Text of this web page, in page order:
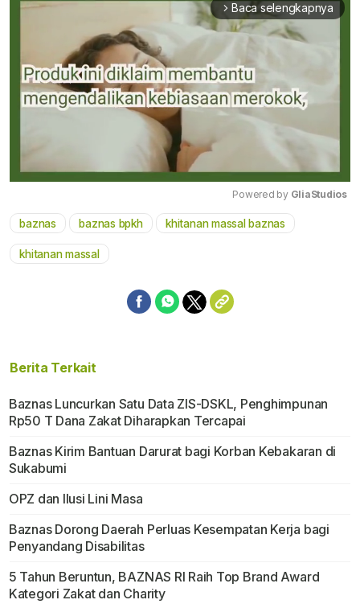
arrow_forward_ios Baca selengkapnya
Mute
Powered by GliaStudios
baznas baznas bpkh khitanan massal baznas
khitanan massal
Berita Terkait
Baznas Luncurkan Satu Data ZIS-DSKL, Penghimpunan
Rp50 T Dana Zakat Diharapkan Tercapai
Baznas Kirim Bantuan Darurat bagi Korban Kebakaran di
Sukabumi
OPZ dan Ilusi Lini Masa
Baznas Dorong Daerah Perluas Kesempatan Kerja bagi
Penyandang Disabilitas
5 Tahun Beruntun, BAZNAS RI Raih Top Brand Award
Kategori Zakat dan Charity